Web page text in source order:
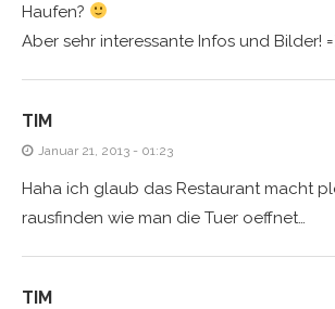
Haufen?
Aber sehr interessante Infos und Bilder!
TIM
Januar 21, 2013 - 01:23
Haha ich glaub das Restaurant macht
rausfinden wie man die Tuer oeffnet…
TIM